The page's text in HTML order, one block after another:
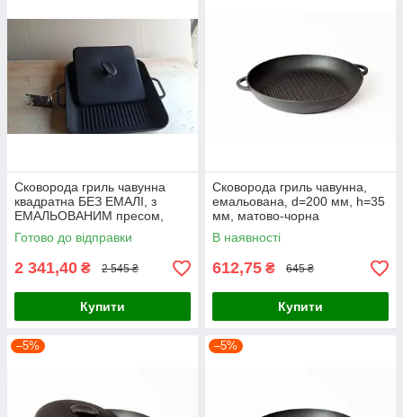
Сковорода гриль чавунна
квадратна БЕЗ ЕМАЛІ, з
ЕМАЛЬОВАНИМ пресом,
280мм*280мм, h=40мм
Готово до відправки
2 341,40 ₴ 2 545 ₴
Купити
Сковорода гриль чавунна,
емальована, d=200 мм, h=35
мм, матово-чорна
В наявності
612,75 ₴ 645 ₴
Купити
–5% –5%